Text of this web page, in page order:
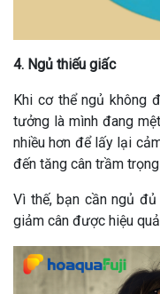
4. Ngủ thiếu giấc
Khi cơ thể ngủ không
tưởng là mình đang
nhiều hơn để lấy lại
đến tăng cân trầm trọng
Vì thế, bạn cần ngủ
giảm cân được hiệu